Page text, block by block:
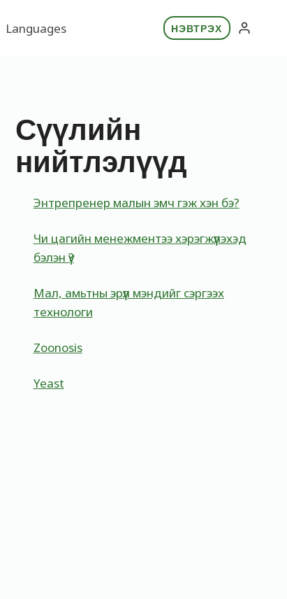
Languages НЭВТРЭХ
Сүүлийн
нийтлэлүүд
Энтрепренер малын эмч гэж хэн бэ?
Чи цагийн менежментээ хэрэгжүүлэхэд
бэлэн үү?
Мал, амьтны эрүүл мэндийг сэргээх
технологи
Zoonosis
Yeast